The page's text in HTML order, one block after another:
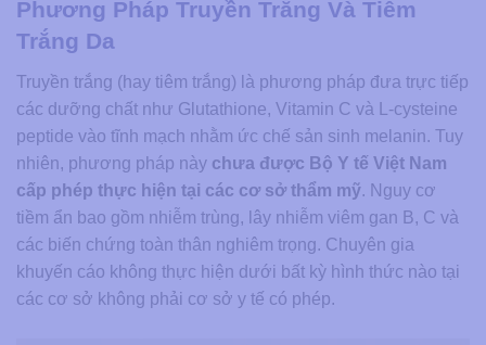
Phương Pháp Truyền Trắng Và Tiêm
Trắng Da
Truyền trắng (hay tiêm trắng) là phương pháp đưa trực tiếp
các dưỡng chất như Glutathione, Vitamin C và L-cysteine
peptide vào tĩnh mạch nhằm ức chế sản sinh melanin. Tuy
nhiên, phương pháp này chưa được Bộ Y tế Việt Nam
cấp phép thực hiện tại các cơ sở thẩm mỹ. Nguy cơ
tiềm ẩn bao gồm nhiễm trùng, lây nhiễm viêm gan B, C và
các biến chứng toàn thân nghiêm trọng. Chuyên gia
khuyến cáo không thực hiện dưới bất kỳ hình thức nào tại
các cơ sở không phải cơ sở y tế có phép.